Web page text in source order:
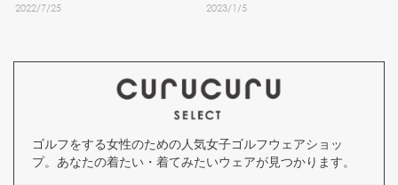
2022/7/25
～ベストボール形式～
2023/1/5
ゴルフをする女性のための人気女子ゴルフウェアショッ
プ。あなたの着たい・着てみたいウェアが見つかります。